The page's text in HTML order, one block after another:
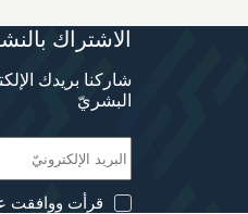
الاشتراك
شاركنا بريدك
البشريّ
قرأت ووافقت